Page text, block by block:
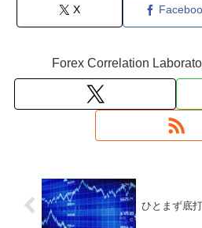
X
Forex Correlation
ひとまず底